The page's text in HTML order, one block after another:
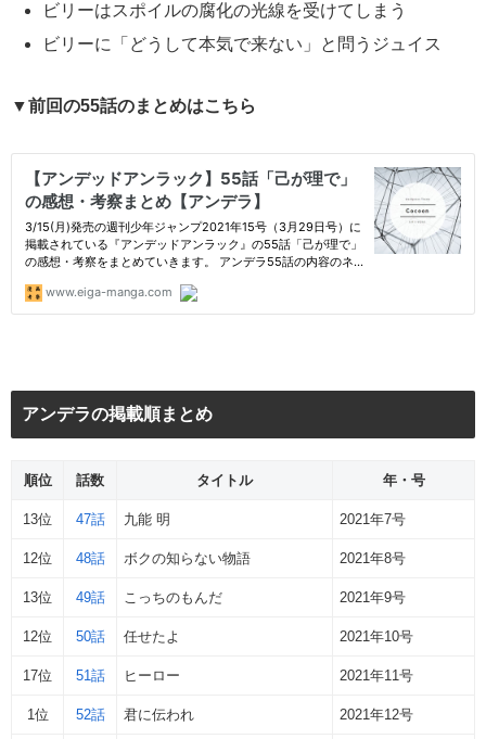
ビリーはスポイルの腐化の光線を受けてしまう
ビリーに「どうして本気で来ない」と問うジュイス
▼前回の55話のまとめはこちら
アンデラの掲載順まとめ
順位 話数 タイトル 年・号
13位 47話 九能 明 2021年7号
12位 48話 ボクの知らない物語 2021年8号
13位 49話 こっちのもんだ 2021年9号
12位 50話 任せたよ 2021年10号
17位 51話 ヒーロー 2021年11号
1位 52話 君に伝われ 2021年12号